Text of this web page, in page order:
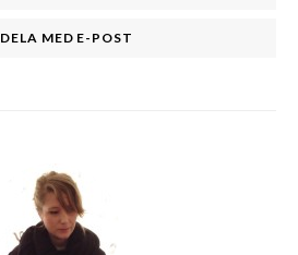
DELA MED E-POST